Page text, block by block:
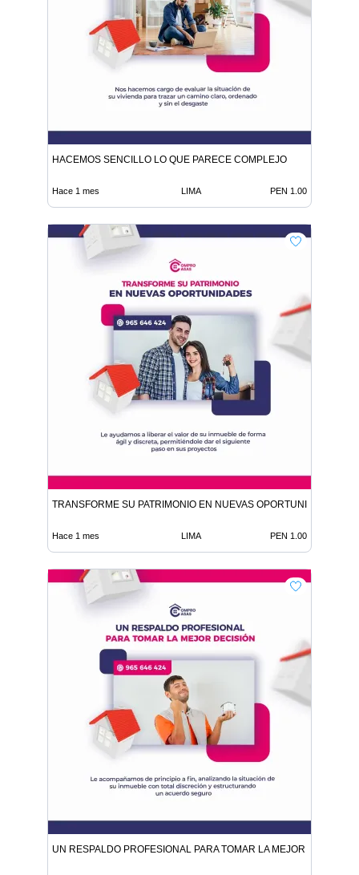
HACEMOS SENCILLO LO QUE PARECE COMPLEJO
Hace 1 mes LIMA PEN 1.00
TRANSFORME SU PATRIMONIO EN NUEVAS OPORTUNIDADES
Hace 1 mes LIMA PEN 1.00
UN RESPALDO PROFESIONAL PARA TOMAR LA MEJOR DECISIÓN